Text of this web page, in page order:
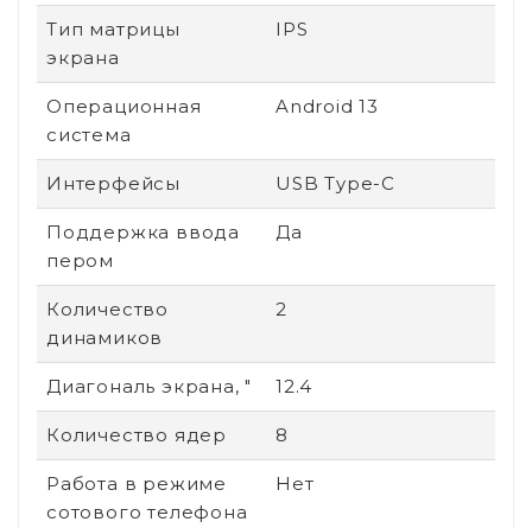
Тип матрицы
экрана
IPS
Операционная
система
Android 13
Интерфейсы USB Type-C
Поддержка ввода
пером
Да
Количество
динамиков
2
Диагональ экрана, " 12.4
Количество ядер 8
Работа в режиме
сотового телефона
Нет